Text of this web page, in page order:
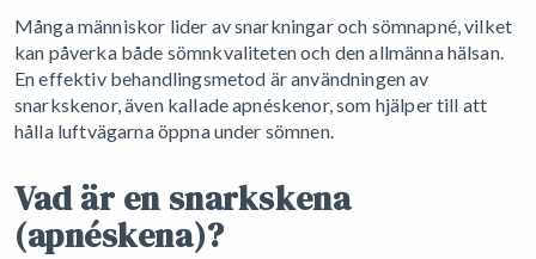
Många människor lider av snarkningar och sömnapné, vilket
kan påverka både sömnkvaliteten och den allmänna hälsan.
En effektiv behandlingsmetod är användningen av
snarkskenor, även kallade apnéskenor, som hjälper till att
hålla luftvägarna öppna under sömnen.
Vad är en snarkskena
(apnéskena)?